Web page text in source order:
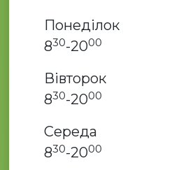
Понеділок
830-2000
Вівторок
830-2000
Середа
830-2000